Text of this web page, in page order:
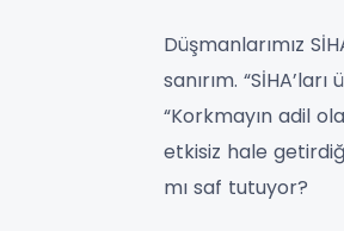
Düşmanlarımız
sanırım.
“Korkmayın adil
etkisiz hale
mı saf tutuyor?